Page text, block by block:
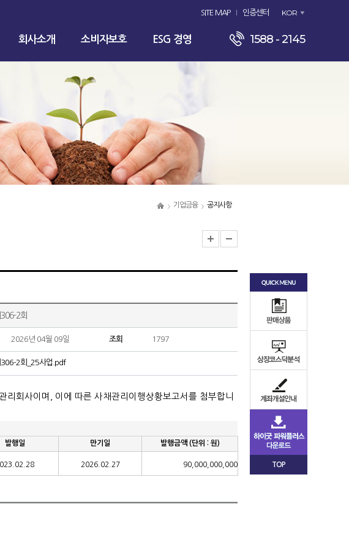
SITE MAP 인증센터 KOR
회사소개 소비자보호 ESG 경영 1588 - 2145
기업금융 공지사항
2회
2026년 04월 09일 조회 1797
306-2회_25사업.pdf
리회사이며
이에 따른 사채관리이행상황보고서를 첨부합니
발행일 만기일 발행금액(단위 : 원 )
2026.02.27 90,000,000,000 TOP